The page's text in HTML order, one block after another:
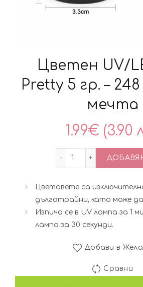
Цветен UV/
Pretty 5 гр. –
мечта
1.99€ (3.90
количество за
Цветовете са
дълготрайни, като може
Изпича се в UV лампа за 1
лампа за 30 секунди.
Добави в
Сравни